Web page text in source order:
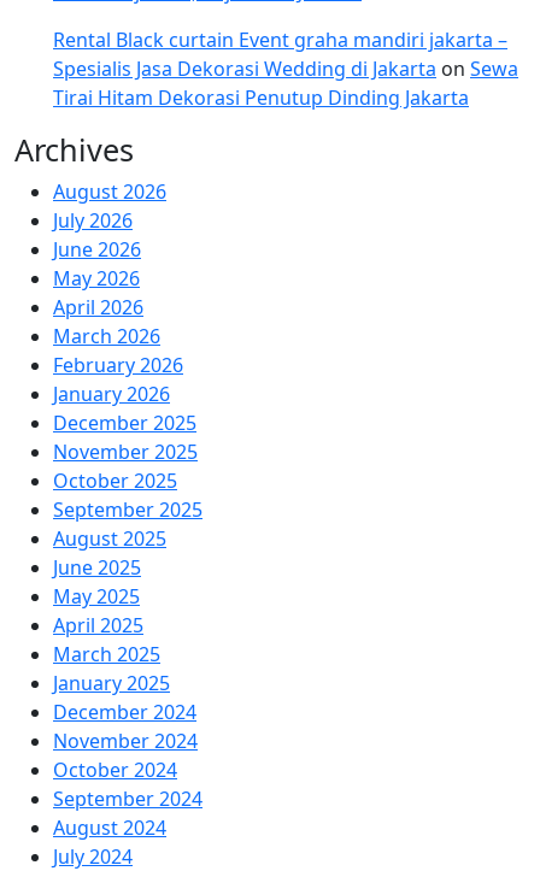
Rental Black curtain Event graha mandiri jakarta –
Spesialis Jasa Dekorasi Wedding di Jakarta on Sewa
Tirai Hitam Dekorasi Penutup Dinding Jakarta
Archives
August 2026
July 2026
June 2026
May 2026
April 2026
March 2026
February 2026
January 2026
December 2025
November 2025
October 2025
September 2025
August 2025
June 2025
May 2025
April 2025
March 2025
January 2025
December 2024
November 2024
October 2024
September 2024
August 2024
July 2024